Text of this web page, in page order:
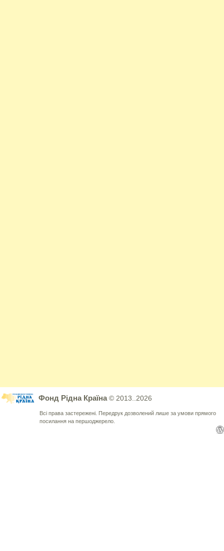
Фонд Рідна Країна© 2013..2026
Всі права застережені. Передрук дозволений лише за умови прямого
посилання на першоджерело.